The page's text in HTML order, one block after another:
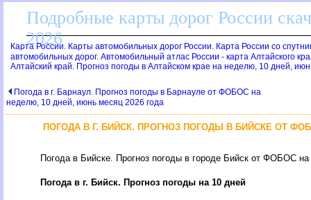
Подробные карты дорог России
2026
Карта России. Карты автомобильных дорог России. Карта России со
автомобильных дорог. Автомобильный атлас России - карта Алтайского
Алтайский край. Прогноз погоды в Алтайском крае на неделю, 10 дней,
Погода в г. Барнаул. Прогноз погоды в Барнауле от ФОБОС на
неделю, 10 дней, июнь месяц 2026 года
ПОГОДА В Г. БИЙСК. ПРОГНОЗ ПОГОДЫ В БИЙСКЕ ОТ
Погода в Бийске. Прогноз погоды в городе Бийск от ФОБОС
Погода в г. Бийск. Прогноз погоды на 10 дней